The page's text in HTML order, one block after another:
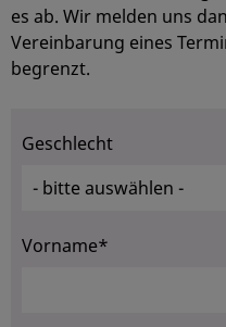
es ab. Wir melden uns
Vereinbarung eines
begrenzt.
Geschlecht
Vorname*